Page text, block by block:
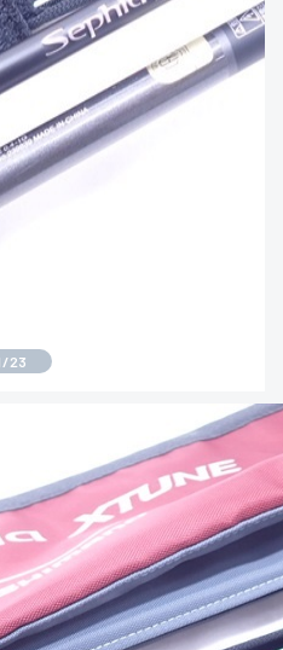
城店
樹寺店
松店
店
るもの、改造品も含む
※ルアー、エギ、雑品、その他につきましては
ンク表記はございません。 状態は写真にて
ご確認ください。
/23